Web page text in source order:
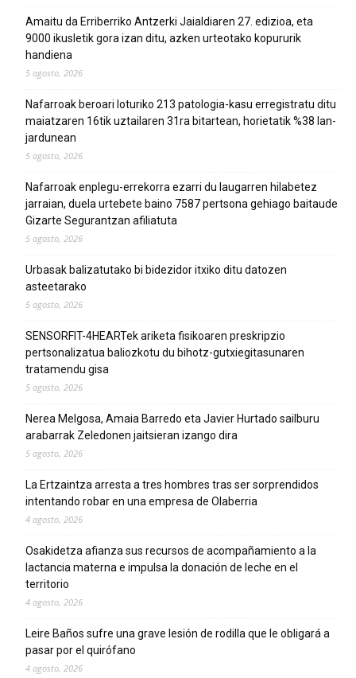
Amaitu da Erriberriko Antzerki Jaialdiaren 27. edizioa, eta
9000 ikusletik gora izan ditu, azken urteotako kopururik
handiena
5 agosto, 2026
Nafarroak beroari loturiko 213 patologia-kasu erregistratu ditu
maiatzaren 16tik uztailaren 31ra bitartean, horietatik %38 lan-
jardunean
5 agosto, 2026
Nafarroak enplegu-errekorra ezarri du laugarren hilabetez
jarraian, duela urtebete baino 7587 pertsona gehiago baitaude
Gizarte Segurantzan afiliatuta
5 agosto, 2026
Urbasak balizatutako bi bidezidor itxiko ditu datozen
asteetarako
5 agosto, 2026
SENSORFIT-4HEARTek ariketa fisikoaren preskripzio
pertsonalizatua baliozkotu du bihotz-gutxiegitasunaren
tratamendu gisa
5 agosto, 2026
Nerea Melgosa, Amaia Barredo eta Javier Hurtado sailburu
arabarrak Zeledonen jaitsieran izango dira
5 agosto, 2026
La Ertzaintza arresta a tres hombres tras ser sorprendidos
intentando robar en una empresa de Olaberria
4 agosto, 2026
Osakidetza afianza sus recursos de acompañamiento a la
lactancia materna e impulsa la donación de leche en el
territorio
4 agosto, 2026
Leire Baños sufre una grave lesión de rodilla que le obligará a
pasar por el quirófano
4 agosto, 2026